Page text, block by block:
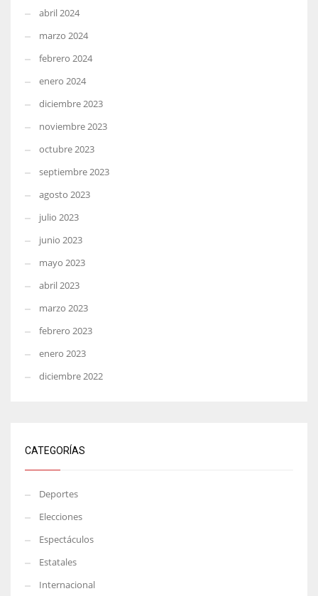
abril 2024
marzo 2024
febrero 2024
enero 2024
diciembre 2023
noviembre 2023
octubre 2023
septiembre 2023
agosto 2023
julio 2023
junio 2023
mayo 2023
abril 2023
marzo 2023
febrero 2023
enero 2023
diciembre 2022
CATEGORÍAS
Deportes
Elecciones
Espectáculos
Estatales
Internacional